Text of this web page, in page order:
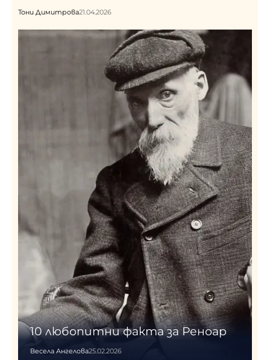
Тони Димитрова21.04.2026
10 любопитни факта за Реноар
Весела Ангелова25.02.2026